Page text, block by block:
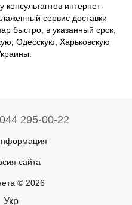
консультантов интернет-
сервис доставки
быстро, в указанный срок,
Одесскую, Харьковскую
044 295-00-22
сайта
© 2026
Укр